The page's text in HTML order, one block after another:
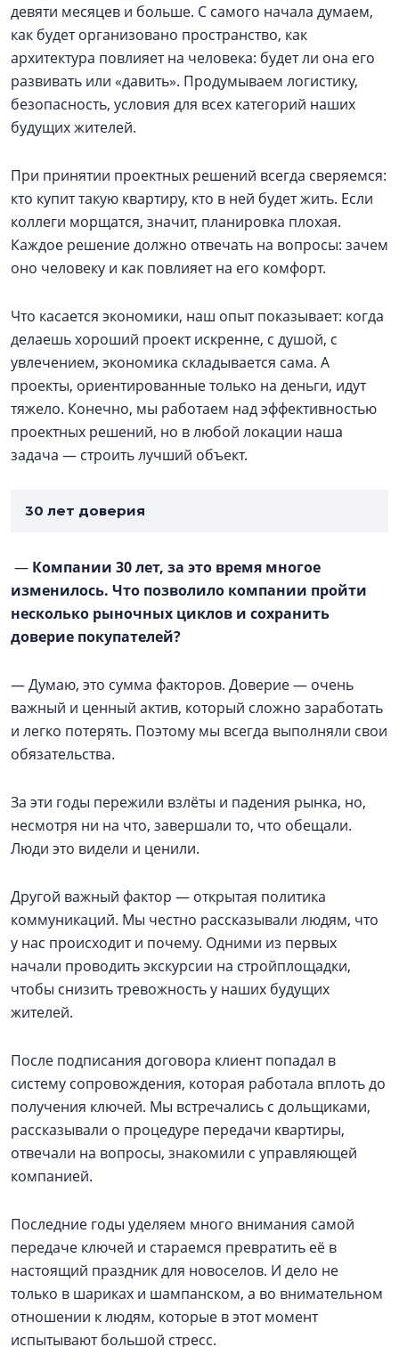
девяти месяцев и больше. С самого начала думаем,
как будет организовано пространство, как
архитектура повлияет на человека: будет ли она его
развивать или «давить». Продумываем логистику,
безопасность, условия для всех категорий наших
будущих жителей.
При принятии проектных решений всегда сверяемся:
кто купит такую квартиру, кто в ней будет жить. Если
коллеги морщатся, значит, планировка плохая.
Каждое решение должно отвечать на вопросы: зачем
оно человеку и как повлияет на его комфорт.
Что касается экономики, наш опыт показывает: когда
делаешь хороший проект искренне, с душой, с
увлечением, экономика складывается сама. А
проекты, ориентированные только на деньги, идут
тяжело. Конечно, мы работаем над эффективностью
проектных решений, но в любой локации наша
задача — строить лучший объект.
30 лет доверия
— Компании 30 лет, за это время многое
изменилось. Что позволило компании пройти
несколько рыночных циклов и сохранить
доверие покупателей?
— Думаю, это сумма факторов. Доверие — очень
важный и ценный актив, который сложно заработать
и легко потерять. Поэтому мы всегда выполняли свои
обязательства.
За эти годы пережили взлёты и падения рынка, но,
несмотря ни на что, завершали то, что обещали.
Люди это видели и ценили.
Другой важный фактор — открытая политика
коммуникаций. Мы честно рассказывали людям, что
у нас происходит и почему. Одними из первых
начали проводить экскурсии на стройплощадки,
чтобы снизить тревожность у наших будущих
жителей.
После подписания договора клиент попадал в
систему сопровождения, которая работала вплоть до
получения ключей. Мы встречались с дольщиками,
рассказывали о процедуре передачи квартиры,
отвечали на вопросы, знакомили с управляющей
компанией.
Последние годы уделяем много внимания самой
передаче ключей и стараемся превратить её в
настоящий праздник для новоселов. И дело не
только в шариках и шампанском, а во внимательном
отношении к людям, которые в этот момент
испытывают большой стресс.